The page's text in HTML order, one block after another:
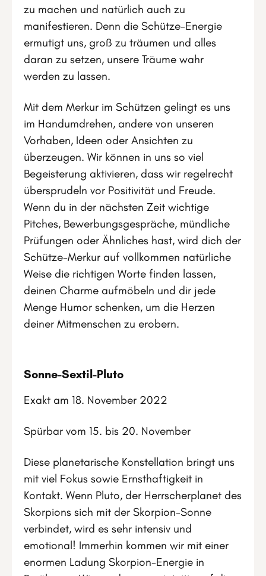
zu machen und natürlich auch zu
manifestieren. Denn die Schütze-Energie
ermutigt uns, groß zu träumen und alles
daran zu setzen, unsere Träume wahr
werden zu lassen.
Mit dem Merkur im Schützen gelingt es uns
im Handumdrehen, andere von unseren
Vorhaben, Ideen oder Ansichten zu
überzeugen. Wir können in uns so viel
Begeisterung aktivieren, dass wir regelrecht
übersprudeln vor Positivität und Freude.
Wenn du in der nächsten Zeit wichtige
Pitches, Bewerbungsgespräche, mündliche
Prüfungen oder Ähnliches hast, wird dich der
Schütze-Merkur auf vollkommen natürliche
Weise die richtigen Worte finden lassen,
deinen Charme aufmöbeln und dir jede
Menge Humor schenken, um die Herzen
deiner Mitmenschen zu erobern.
Sonne-Sextil-Pluto
Exakt am 18. November 2022
Spürbar vom 15. bis 20. November
Diese planetarische Konstellation bringt uns
mit viel Fokus sowie Ernsthaftigkeit in
Kontakt. Wenn Pluto, der Herrscherplanet des
Skorpions sich mit der Skorpion-Sonne
verbindet, wird es sehr intensiv und
emotional! Immerhin kommen wir mit einer
enormen Ladung Skorpion-Energie in